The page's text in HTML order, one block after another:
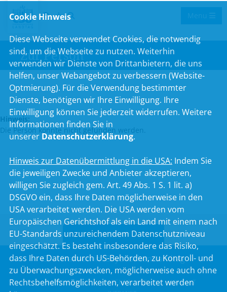
Menu
Zur Person
Hinweis:
Die Person konnte nicht gefunden werden.
SITEMAP
CSU-Fraktion im Bayerischen Landtag
IMPRESSUM DATENSCHUTZ
KONTAKT
Cookie Hinweis
Diese Webseite verwendet Cookies, die notwendig
sind, um die Webseite zu nutzen. Weiterhin
verwenden wir Dienste von Drittanbietern, die uns
helfen, unser Webangebot zu verbessern (Website-
Optmierung). Für die Verwendung bestimmter
Dienste, benötigen wir Ihre Einwilligung. Ihre
Einwilligung können Sie jederzeit widerrufen. Weitere
Informationen finden Sie in
unserer Datenschutzerklärung.
Hinweis zur Datenübermittlung in die USA: Indem Sie
die jeweiligen Zwecke und Anbieter akzeptieren,
willigen Sie zugleich gem. Art. 49 Abs. 1 S. 1 lit. a)
DSGVO ein, dass Ihre Daten möglicherweise in den
USA verarbeitet werden. Die USA werden vom
Europäischen Gerichtshof als ein Land mit einem nach
EU-Standards unzureichendem Datenschutzniveau
eingeschätzt. Es besteht insbesondere das Risiko,
dass Ihre Daten durch US-Behörden, zu Kontroll- und
zu Überwachungszwecken, möglicherweise auch ohne
Rechtsbehelfsmöglichkeiten, verarbeitet werden